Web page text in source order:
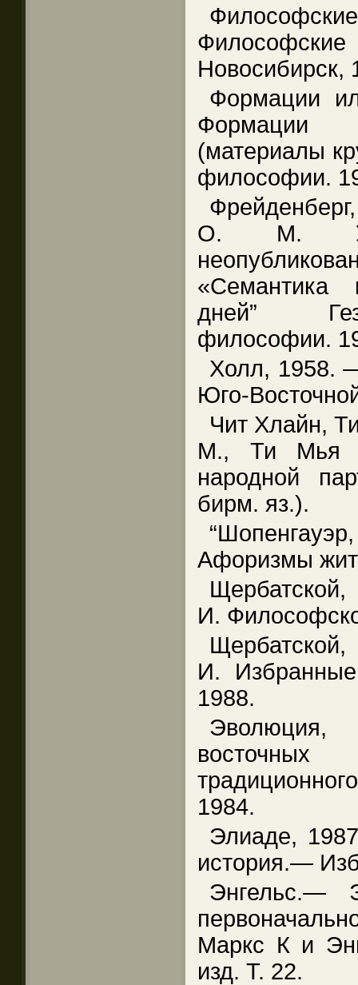
Новосибирск,
Формации
Формации
(материалы
философии.
О. М.
«Семантика
дней”
философии.
Холл, 1958.
Юго-
Чит Хлайн,
М., Ти Мья
народной
бирм. яз.).
Афоризмы
И.
И.
1988.
1984.
Элиаде,
история.—
Энгельс.—
Маркс К и
изд. Т. 22.